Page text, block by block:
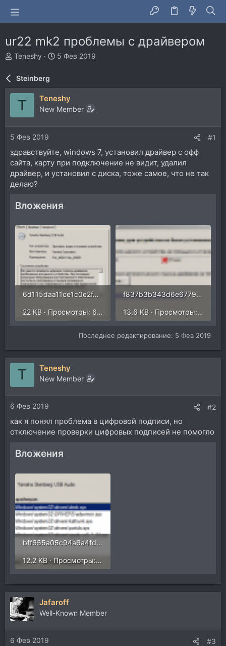
ur22 mk2 проблемы с драйвером
А
т
р
Teneshy
Д
а
ч
5 Фев 2019
Steinberg
T Teneshy
New Member
5 Фев 2019 #1
здравствуйте, windows 7, установил драйвер с офф
сайта, карту при подключение не видит, удалил
драйвер, и установил с диска, тоже самое, что не так
делаю?
Вложения
6d115daa11ce1c0e2f47adbb7598465d.png
22 KB · Просмотры: 609
f837b3b343d6e6779e9b35117e1ad9de.png
13,6 KB · Просмотры: 566
Последнее редактирование: 5 Фев 2019
T Teneshy
New Member
6 Фев 2019 #2
как я понял проблема в цифровой подписи, но
отключение проверки цифровых подписей не помогло
Вложения
bff655a05c94a6a4fdaa7358dfdaf921.png
12,2 KB · Просмотры: 436
Jafaroff
Well-Known Member
6 Фев 2019 #3